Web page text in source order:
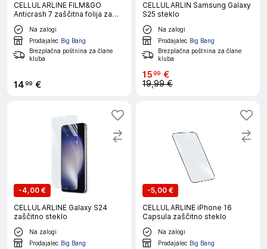
CELLULARLINE FILM&GO
Anticrash 7 zaščitna folija za
pametni telefon
Na zalogi
Prodajalec Big Bang
Brezplačna poštnina za člane
kluba
1499 €
CELLULARLIN Samsung Galaxy
S25 steklo
Na zalogi
Prodajalec Big Bang
Brezplačna poštnina za člane
kluba
1599 €
19,99 €
-4,00 €
CELLULARLINE Galaxy S24
zaščitno steklo
Na zalogi
Prodajalec Big Bang
-5,00 €
CELLULARLINE iPhone 16
Capsula zaščitno steklo
Na zalogi
Prodajalec Big Bang